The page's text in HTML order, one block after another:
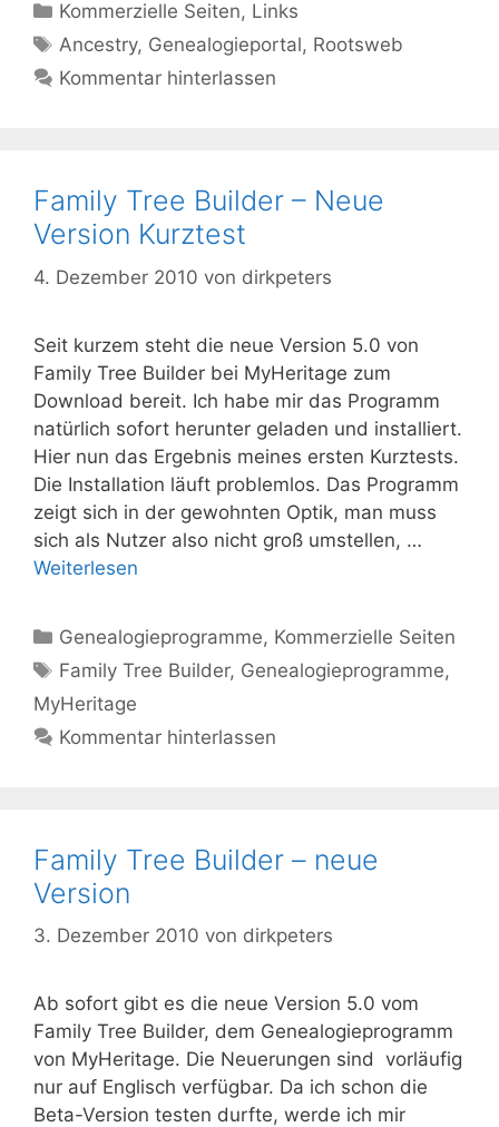
Kategorien
Kommerzielle Seiten, Links
Schlagwörter
Ancestry, Genealogieportal, Rootsweb
Kommentar hinterlassen
Family Tree Builder – Neue
Version Kurztest
4. Dezember 2010 von dirkpeters
Seit kurzem steht die neue Version 5.0 von
Family Tree Builder bei MyHeritage zum
Download bereit. Ich habe mir das Programm
natürlich sofort herunter geladen und installiert.
Hier nun das Ergebnis meines ersten Kurztests.
Die Installation läuft problemlos. Das Programm
zeigt sich in der gewohnten Optik, man muss
sich als Nutzer also nicht groß umstellen, …
Weiterlesen
Kategorien
Genealogieprogramme, Kommerzielle Seiten
Schlagwörter
Family Tree Builder, Genealogieprogramme,
MyHeritage
Kommentar hinterlassen
Family Tree Builder – neue
Version
3. Dezember 2010 von dirkpeters
Ab sofort gibt es die neue Version 5.0 vom
Family Tree Builder, dem Genealogieprogramm
von MyHeritage. Die Neuerungen sind vorläufig
nur auf Englisch verfügbar. Da ich schon die
Beta-Version testen durfte, werde ich mir